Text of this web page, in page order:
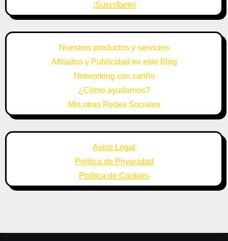
¡Suscríbete!
Nuestros productos y servicios
Afiliados y Publicidad en este Blog
Networking con cariño
¿Cómo ayudarnos?
Mis otras Redes Sociales
Aviso Legal
Política de Privacidad
Política de Cookies